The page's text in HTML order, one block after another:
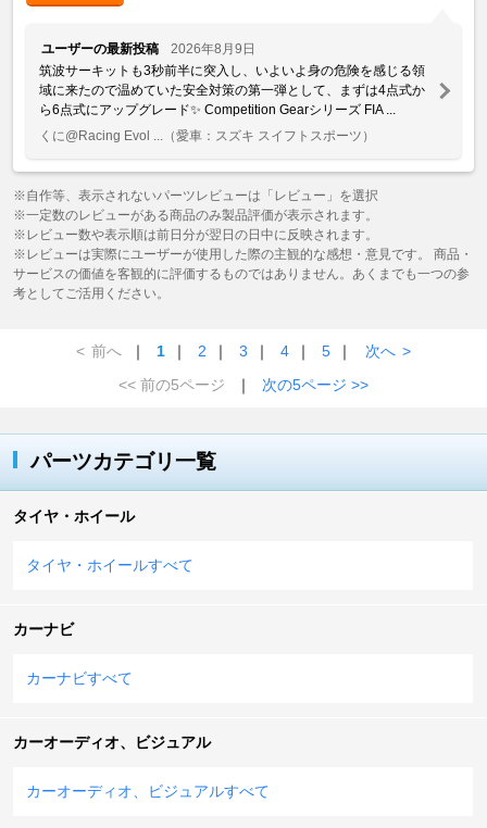
ユーザーの最新投稿
2026年8月9日
筑波サーキットも3秒前半に突入し、いよいよ身の危険を感じる領
域に来たので温めていた安全対策の第一弾として、まずは4点式か
ら6点式にアップグレード✨ Competition Gearシリーズ FIA ...
くに@Racing Evol ...
（愛車：スズキ スイフトスポーツ）
※自作等、表示されないパーツレビューは「レビュー」を選択
※一定数のレビューがある商品のみ製品評価が表示されます。
※レビュー数や表示順は前日分が翌日の日中に反映されます。
※レビューは実際にユーザーが使用した際の主観的な感想・意見です。 商品・
サービスの価値を客観的に評価するものではありません。あくまでも一つの参
考としてご活用ください。
< 前へ ｜ 1 ｜ 2 ｜ 3 ｜ 4 ｜ 5 ｜ 次へ >
<< 前の5ページ
｜ 次の5ページ >>
パーツカテゴリ一覧
タイヤ・ホイール
タイヤ・ホイールすべて
カーナビ
カーナビすべて
カーオーディオ、ビジュアル
カーオーディオ、ビジュアルすべて